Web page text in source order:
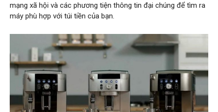
mạng xã hội và các phương tiện thông tin đại chúng để tìm ra
máy phù hợp với túi tiền của bạn.